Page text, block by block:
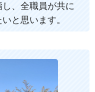
、全職員が共に
と思います。